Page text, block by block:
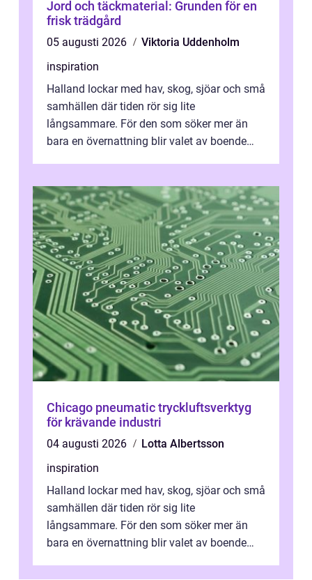
Jord och täckmaterial: Grunden för en
frisk trädgård
05 augusti 2026
Viktoria Uddenholm
inspiration
Halland lockar med hav, skog, sjöar och små
samhällen där tiden rör sig lite
långsammare. För den som söker mer än
bara en övernattning blir valet av boende
Chicago pneumatic tryckluftsverktyg
för krävande industri
04 augusti 2026
Lotta Albertsson
inspiration
Halland lockar med hav, skog, sjöar och små
samhällen där tiden rör sig lite
långsammare. För den som söker mer än
bara en övernattning blir valet av boende